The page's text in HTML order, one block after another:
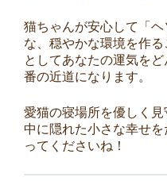
猫ちゃんが安心して「ヘ
な、穏やかな環境を作
としてあなたの運気を
番の近道になります。
愛猫の寝場所を優しく
中に隠れた小さな幸せ
ってくださいね！